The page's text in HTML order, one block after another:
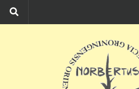
Ga naar de inhoud